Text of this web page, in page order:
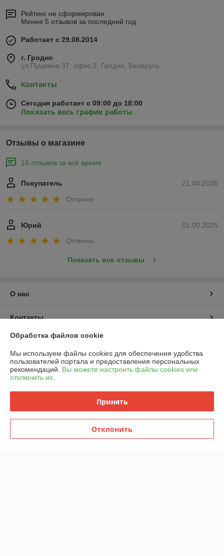
Рейтинг не сформирован
Менее 5 отзывов за последний год
Работает с 29.08.2014
г. Гродно
ул.Пушкина 37, офис 2, Гродно, Беларусь
Контакты
Сегодня работает с 09:00 до 18:00
Показать весь график работы
Отзывы о магазине
16 отзывов за всё время
21.04.2026
Покупатель
Отлично
01.09.2025
Юрий
Отлично
Показать все отзывы
О нас
Контакты
Доставка и оплата
График работы
Политика обработки cookies
Обработка файлов cookie
Мы используем файлы cookies для обеспечения удобства
пользователей портала и предоставления персональных
рекомендаций. Вы можете настроить файлы cookies или
отключить их.
Принять
Отклонить